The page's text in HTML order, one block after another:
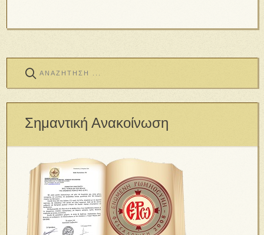
Σημαντική Ανακοίνωση